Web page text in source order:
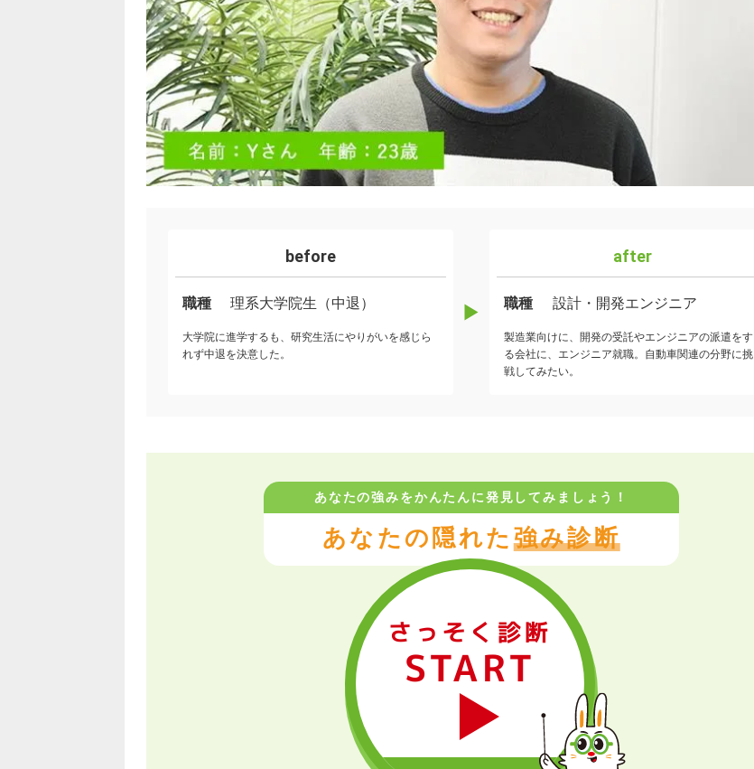
before
職種 理系大学院生（中退）
大学院に進学するも、研究生活にやりがいを感じら
れず中退を決意した。
after
職種 設計・開発エンジニア
製造業向けに、開発の受託やエンジニアの派遣をす
る会社に、エンジニア就職。自動車関連の分野に挑
戦してみたい。
あなたの強みをかんたんに発見してみましょう！
あなたの隠れた強み診断
さっそく診断
START